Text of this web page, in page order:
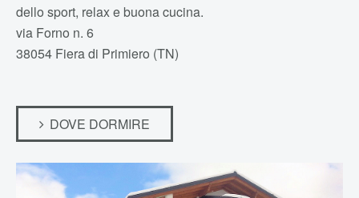
dello sport, relax e buona cucina.
via Forno n. 6
38054 Fiera di Primiero (TN)
DOVE DORMIRE